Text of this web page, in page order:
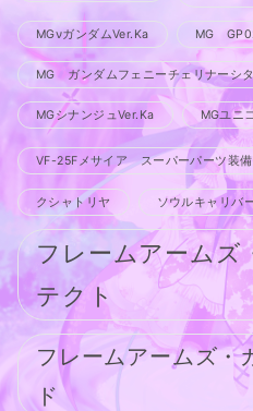
MGνガンダムVer.Ka MG
MG ガンダムフェニーチェリナーシ
MGシナンジュVer.Ka MGユニ
VF-25Fメサイア スーパーパーツ装備
クシャトリヤ ソウルキャリバ
フレームアーム
テクト
フレームアームズ
ド